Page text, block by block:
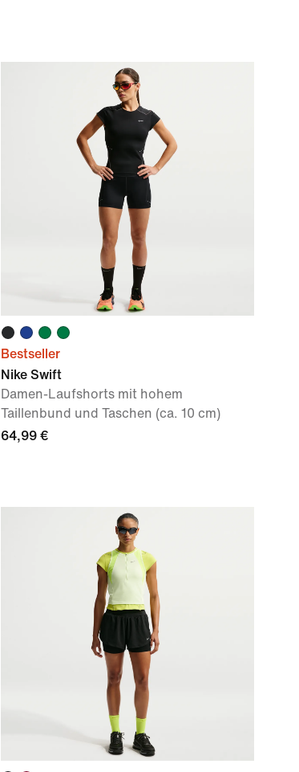
Bestseller
Nike Swift
Damen-Laufshorts mit hohem
Taillenbund und Taschen (ca. 10 cm)
64,99 €